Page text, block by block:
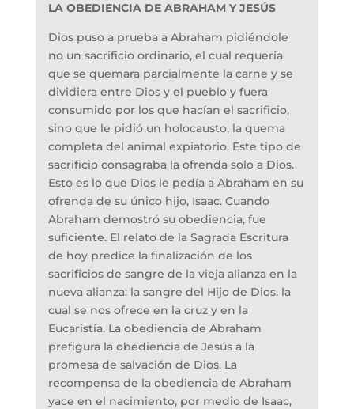
LA OBEDIENCIA DE ABRAHAM Y JESÚS
Dios puso a prueba a Abraham pidiéndole
no un sacrificio ordinario, el cual requería
que se quemara parcialmente la carne y se
dividiera entre Dios y el pueblo y fuera
consumido por los que hacían el sacrificio,
sino que le pidió un holocausto, la quema
completa del animal expiatorio. Este tipo de
sacrificio consagraba la ofrenda solo a Dios.
Esto es lo que Dios le pedía a Abraham en su
ofrenda de su único hijo, Isaac. Cuando
Abraham demostró su obediencia, fue
suficiente. El relato de la Sagrada Escritura
de hoy predice la finalización de los
sacrificios de sangre de la vieja alianza en la
nueva alianza: la sangre del Hijo de Dios, la
cual se nos ofrece en la cruz y en la
Eucaristía. La obediencia de Abraham
prefigura la obediencia de Jesús a la
promesa de salvación de Dios. La
recompensa de la obediencia de Abraham
yace en el nacimiento, por medio de Isaac,